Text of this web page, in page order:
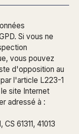
Si vous ne
vous pouvez
d'opposition au
l'article L223-1
site Internet
adressé à :
61311, 41013